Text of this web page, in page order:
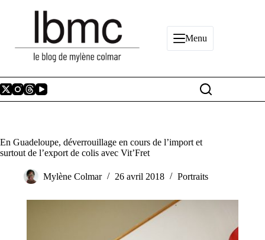
Menu
En Guadeloupe, déverrouillage en cours de l’import et
surtout de l’export de colis avec Vit’Fret
Mylène Colmar 26 avril 2018 Portraits